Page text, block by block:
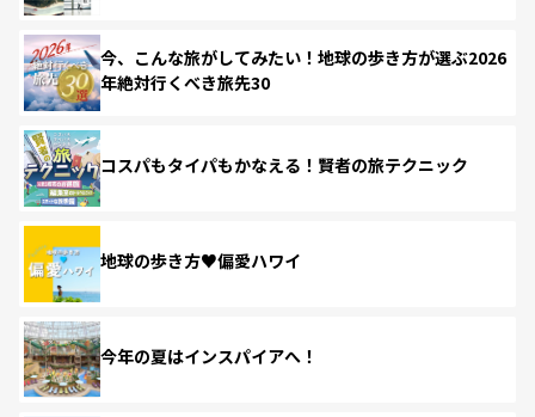
今、こんな旅がしてみたい！地球の歩き方が選ぶ2026
年絶対行くべき旅先30
コスパもタイパもかなえる！賢者の旅テクニック
地球の歩き方♥偏愛ハワイ
今年の夏はインスパイアへ！